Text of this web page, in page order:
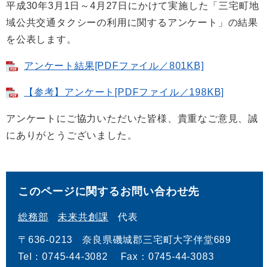
平成30年3月1日～4月27日にかけて実施した「三宅町地
域公共交通タクシーの利用に関するアンケート」の結果
を公表します。
アンケート結果[PDFファイル／801KB]
【参考】アンケート[PDFファイル／198KB]
アンケートにご協力いただいた皆様、貴重なご意見、誠
にありがとうございました。
このページに関するお問い合わせ先
総務部 未来共創課 代表
〒636-0213
奈良県磯城郡三宅町大字伴堂689
Tel：0745-44-3082
Fax：0745-44-3083